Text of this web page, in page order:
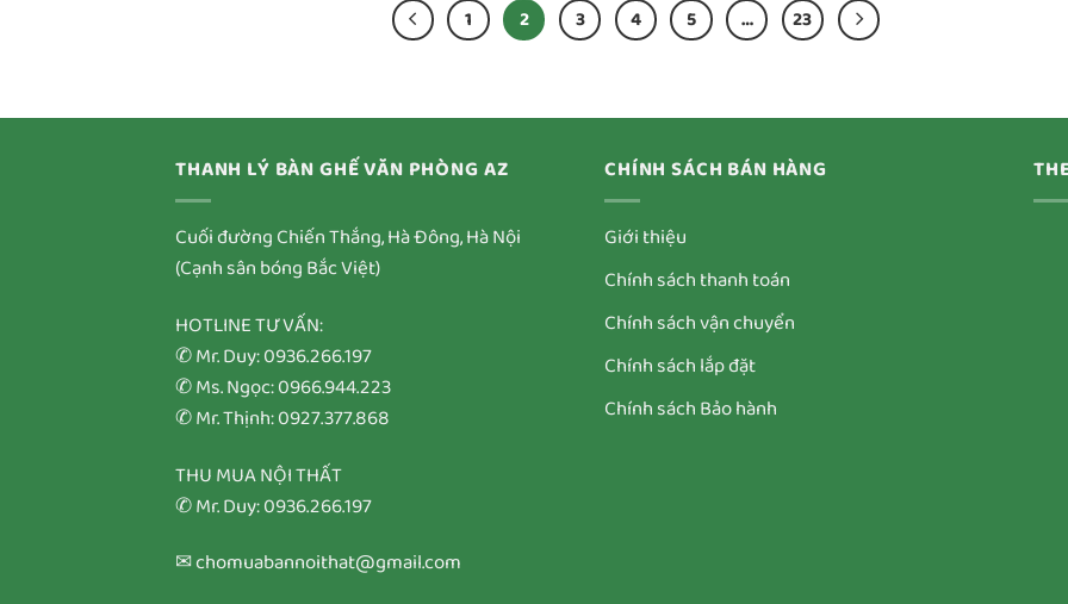
1 2 3 4 5 … 23
THANH LÝ BÀN GHẾ VĂN PHÒNG AZ
Cuối đường Chiến Thắng, Hà Đông, Hà Nội
(Cạnh sân bóng Bắc Việt)
HOTLINE TƯ VẤN:
✆ Mr. Duy: 0936.266.197
✆ Ms. Ngọc: 0966.944.223
✆ Mr. Thịnh: 0927.377.868
THU MUA NỘI THẤT
✆ Mr. Duy: 0936.266.197
✉ chomuabannoithat@gmail.com
CHÍNH SÁCH BÁN HÀNG
Giới thiệu
Chính sách thanh toán
Chính sách vận chuyển
Chính sách lắp đặt
Chính sách Bảo hành